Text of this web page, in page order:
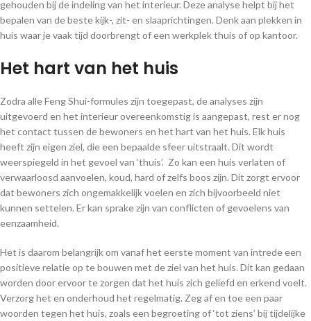
gehouden bij de indeling van het interieur. Deze analyse helpt bij het
bepalen van de beste kijk-, zit- en slaaprichtingen. Denk aan plekken in
huis waar je vaak tijd doorbrengt of een werkplek thuis of op kantoor.
Het hart van het huis
Zodra alle Feng Shui-formules zijn toegepast, de analyses zijn
uitgevoerd en het interieur overeenkomstig is aangepast, rest er nog
het contact tussen de bewoners en het hart van het huis. Elk huis
heeft zijn eigen ziel, die een bepaalde sfeer uitstraalt. Dit wordt
weerspiegeld in het gevoel van ‘thuis’. Zo kan een huis verlaten of
verwaarloosd aanvoelen, koud, hard of zelfs boos zijn. Dit zorgt ervoor
dat bewoners zich ongemakkelijk voelen en zich bijvoorbeeld niet
kunnen settelen. Er kan sprake zijn van conflicten of gevoelens van
eenzaamheid.
Het is daarom belangrijk om vanaf het eerste moment van intrede een
positieve relatie op te bouwen met de ziel van het huis. Dit kan gedaan
worden door ervoor te zorgen dat het huis zich geliefd en erkend voelt.
Verzorg het en onderhoud het regelmatig. Zeg af en toe een paar
woorden tegen het huis, zoals een begroeting of ‘tot ziens’ bij tijdelijke